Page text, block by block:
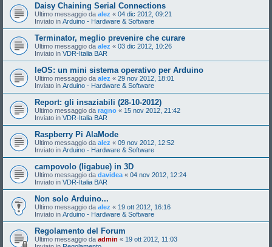
Daisy Chaining Serial Connections
Ultimo messaggio da alez « 04 dic 2012, 09:21
Inviato in Arduino - Hardware & Software
Terminator, meglio prevenire che curare
Ultimo messaggio da alez « 03 dic 2012, 10:26
Inviato in VDR-Italia BAR
leOS: un mini sistema operativo per Arduino
Ultimo messaggio da alez « 29 nov 2012, 18:01
Inviato in Arduino - Hardware & Software
Report: gli insaziabili (28-10-2012)
Ultimo messaggio da ragno « 15 nov 2012, 21:42
Inviato in VDR-Italia BAR
Raspberry Pi AlaMode
Ultimo messaggio da alez « 09 nov 2012, 12:52
Inviato in Arduino - Hardware & Software
campovolo (ligabue) in 3D
Ultimo messaggio da davidea « 04 nov 2012, 12:24
Inviato in VDR-Italia BAR
Non solo Arduino...
Ultimo messaggio da alez « 19 ott 2012, 16:16
Inviato in Arduino - Hardware & Software
Regolamento del Forum
Ultimo messaggio da admin « 19 ott 2012, 11:03